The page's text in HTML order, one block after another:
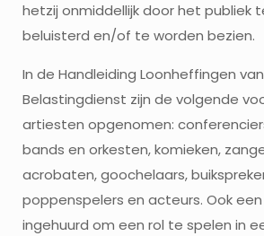
hetzij onmiddellijk door het publiek
beluisterd en/of te worden bezien.
In de Handleiding Loonheffingen
Belastingdienst zijn de volgende
artiesten opgenomen:
bands en orkesten, komieken,
acrobaten, goochelaars,
poppenspelers en acteurs. Ook
ingehuurd om een rol te spelen in